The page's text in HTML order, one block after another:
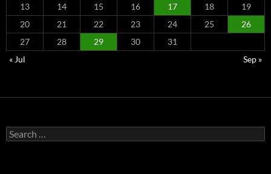
13
14 15 16 17 18
19
20
21 22 23 24 25
26
27
28 29 30
31
« Jul
Sep »
Search
for: